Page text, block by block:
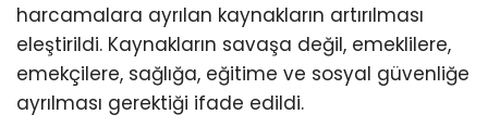
harcamalara ayrılan kaynakların artırılması
eleştirildi. Kaynakların savaşa değil, emeklilere,
emekçilere, sağlığa, eğitime ve sosyal güvenliğe
ayrılması gerektiği ifade edildi.